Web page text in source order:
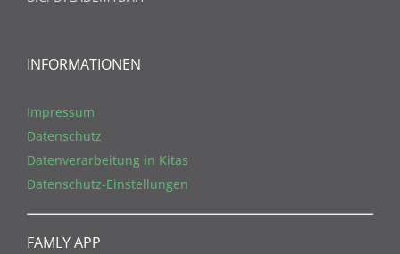
INFORMATIONEN
Impressum
Datenschutz
Datenverarbeitung in Kitas
Datenschutz-Einstellungen
FAMLY APP